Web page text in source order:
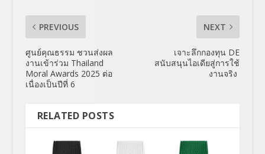
PREVIOUS
ศูนย์คุณธรรม ชวนส่งผล
งานเข้าร่วม Thailand
Moral Awards 2025 ต่อ
เนื่องเป็นปีที่ 6
NEXT
เจาะลึกกองทุน DE
สนับสนุนไอเดียสู่การใช้
งานจริง
RELATED POSTS